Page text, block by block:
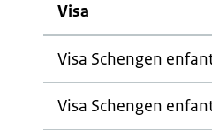
Visa
Visa Schengen
Visa Schengen